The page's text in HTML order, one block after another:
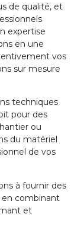
de qualité, et
expertise
en une
vos
sur mesure
techniques
pour des
ou
du matériel
de vos
à fournir des
en combinant
et